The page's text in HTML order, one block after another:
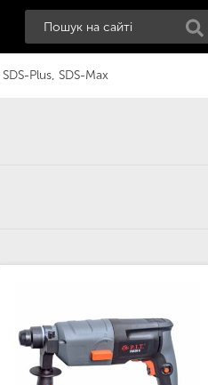
Plus, SDS-Max